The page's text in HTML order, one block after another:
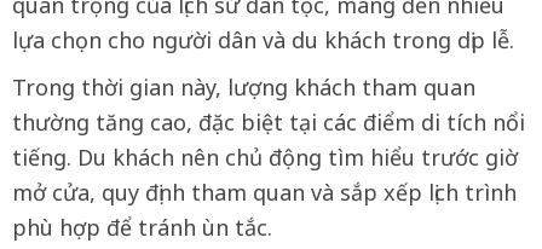
lựa chọn cho người dân và du khách trong dịp lễ.
Trong thời gian này, lượng khách tham quan
thường tăng cao, đặc biệt tại các điểm di tích nổi
tiếng. Du khách nên chủ động tìm hiểu trước giờ
mở cửa, quy định tham quan và sắp xếp lịch trình
phù hợp để tránh ùn tắc.